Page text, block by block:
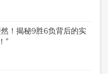
！揭秘9胜6负背后的实
”